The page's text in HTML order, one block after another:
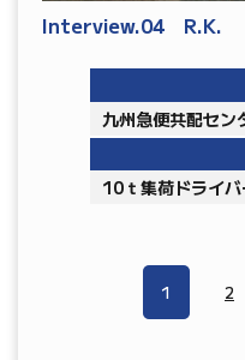
Interview.04 R.K.
九州急便共配セン
10ｔ集荷ドライバ
1 2